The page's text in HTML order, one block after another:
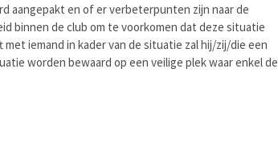
aangepakt en of er verbeterpunten zijn naar de
binnen de club om te voorkomen dat deze situatie
iemand in kader van de situatie zal hij/zij/die een
worden bewaard op een veilige plek waar enkel de